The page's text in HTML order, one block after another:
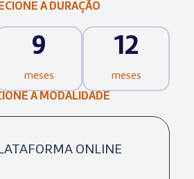
A DURAÇÃO
9
meses
12
meses
A MODALIDADE
ONLINE